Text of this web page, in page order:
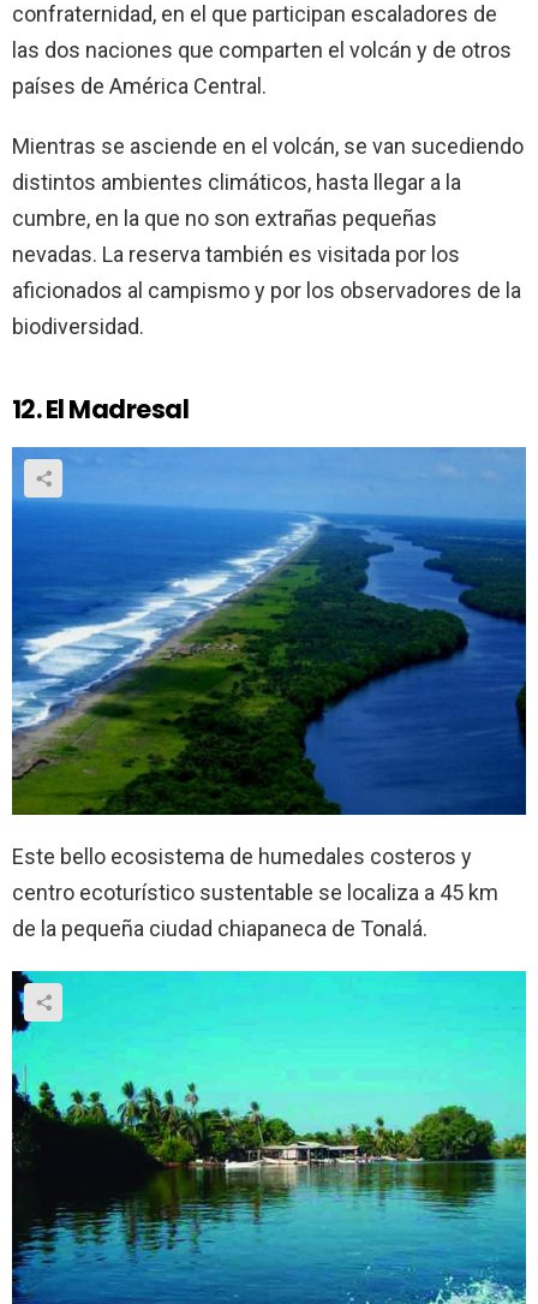
confraternidad, en el que participan escaladores de
las dos naciones que comparten el volcán y de otros
países de América Central.
Mientras se asciende en el volcán, se van sucediendo
distintos ambientes climáticos, hasta llegar a la
cumbre, en la que no son extrañas pequeñas
nevadas. La reserva también es visitada por los
aficionados al campismo y por los observadores de la
biodiversidad.
12. El Madresal
Este bello ecosistema de humedales costeros y
centro ecoturístico sustentable se localiza a 45 km
de la pequeña ciudad chiapaneca de Tonalá.